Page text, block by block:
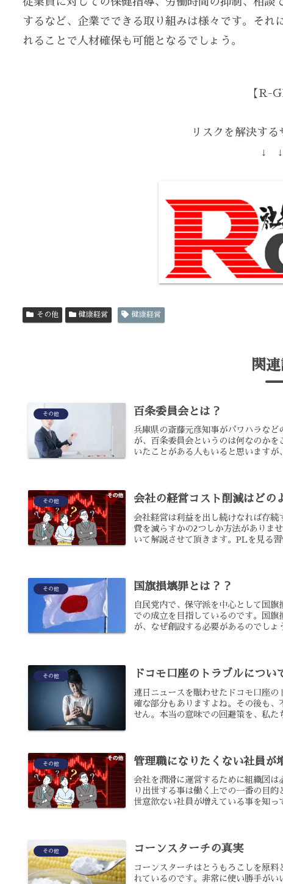
するなど、企業でできる取り組みは様々です。それ
れることで人材確保も可能となるでしょう。
【R-
リスクを解決する
↓
その他 健康経営 健康経営
関
その他 百条委員会とは？
兵庫県の斎藤元彦知事がパワハラな
が、百条委員会というのは何なのか
いたことがある人もいると思いますが
その他 会社の経営コスト削減はどの
会社経営は利益を出し続けなれば存
費を減らすかの2つしか方法がありま
いて解説させて頂きます。PLを見る習
その他 国旗損壊罪とは？？
自民党内で、保守派を中心として国
での成立を目指しているのです。国
が、なぜ創設する必要があるのでしょ
その他 ドコモ口座のトラブルについ
連日ニュースを賑わせたドコモ口座
確な部分もありますよね。その後も、
せん。本当の意味での回避策を、私た
その他 管理職になりたくない社員が
会社を潤滑に運営するために組織図は
り出世する事は働く上での一番の目
世意欲ない社員が増えている事を知っ
その他 コーンスターチの真実
コーンスターチはとうもろこしを原
れているのです。非常に使い勝手が